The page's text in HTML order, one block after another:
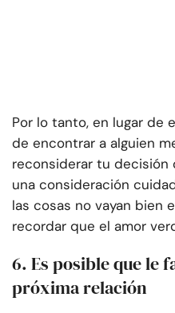
Por lo tanto, en lugar de
de encontrar a alguien
reconsiderar tu decisión
una consideración
las cosas no vayan bien
recordar que el amor
6. Es posible que le
próxima relación